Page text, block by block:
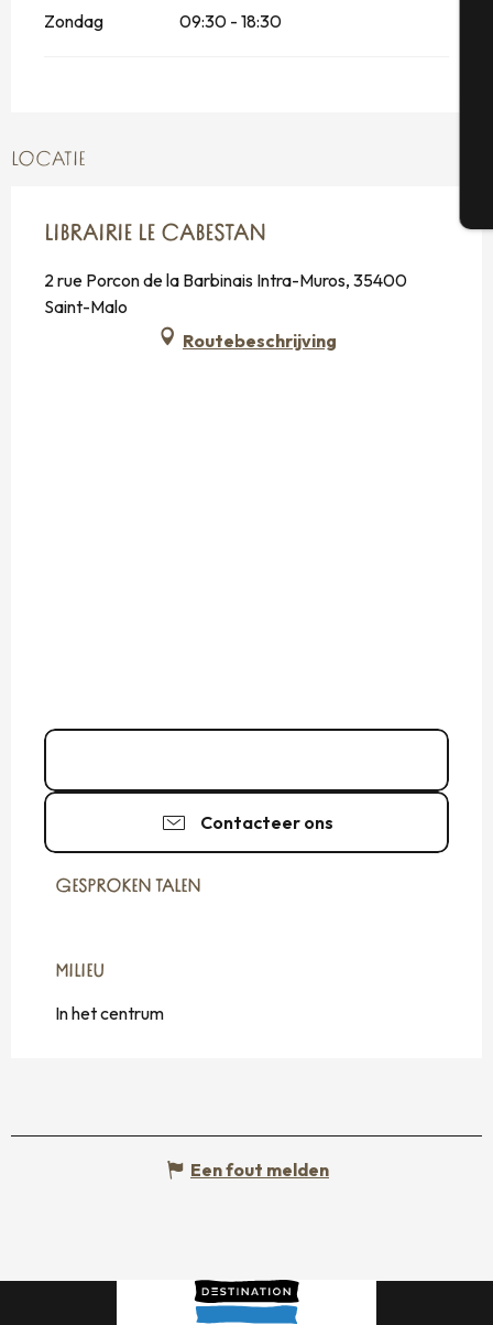
Zondag 09:30 - 18:30
LOCATIE
LIBRAIRIE LE CABESTAN
2 rue Porcon de la Barbinais Intra-Muros, 35400
Saint-Malo
Routebeschrijving
Contacteer ons
GESPROKEN TALEN
GESPROKEN TALEN
MILIEU
MILIEU
In het centrum
Een fout melden